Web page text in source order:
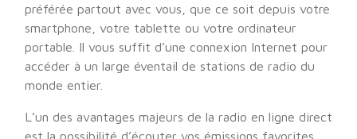
préférée partout avec vous, que ce soit depuis votre
smartphone, votre tablette ou votre ordinateur
portable. Il vous suffit d’une connexion Internet pour
accéder à un large éventail de stations de radio du
monde entier.
L’un des avantages majeurs de la radio en ligne direct
est la possibilité d’écouter vos émissions favorites